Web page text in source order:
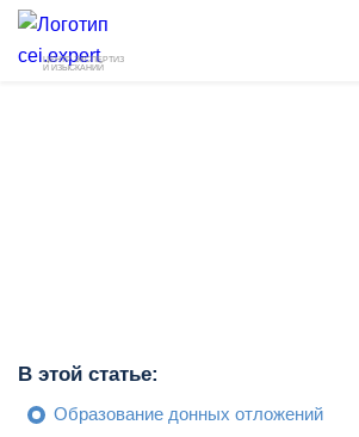
ЦЕНТР ЭКСПЕРТИЗ
И ИЗЫСКАНИЙ
В этой статье:
Образование донных отложений